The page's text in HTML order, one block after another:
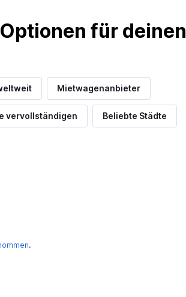
für deinen
Mietwagenanbieter
vervollständigen Beliebte Städte
.